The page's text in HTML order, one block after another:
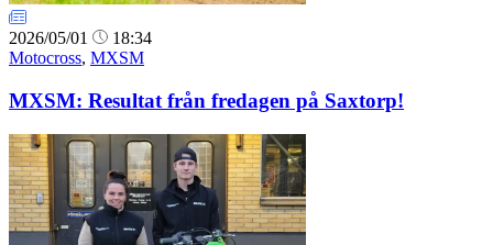
2026/05/01
18:34
Motocross, MXSM
MXSM: Resultat från fredagen på Saxtorp!